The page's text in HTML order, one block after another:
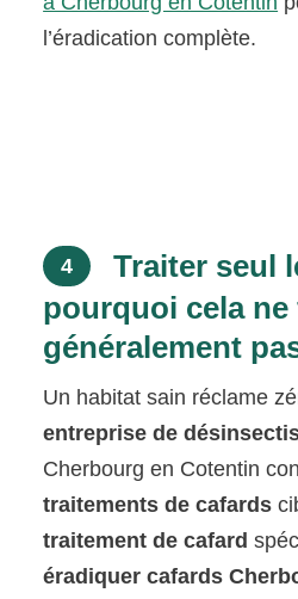
l’éradication complète.
4
Traiter seul
pourquoi cela
généralement
Un habitat sain réclame
entreprise de
Cherbourg en Cotentin
traitements de cafards
traitement de cafard
éradiquer cafards